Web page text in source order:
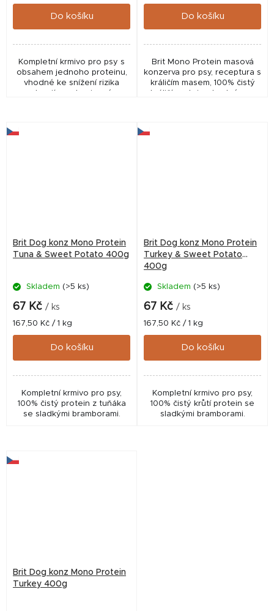
cena:
Do košíku
Kompletní krmivo pro psy s
obsahem jednoho proteinu,
vhodné ke snížení rizika
cena:
Do košíku
Brit Mono Protein masová
konzerva pro psy, receptura s
králičím masem, 100% čistý
Brit Dog konz Mono Protein
Tuna & Sweet Potato 400g
Skladem (>5 ks)
67 Kč / ks
Měrná
cena:
167,50 Kč / 1 kg
Do košíku
Kompletní krmivo pro psy,
100% čistý protein z tuňáka
se sladkými bramborami.
Brit Dog konz Mono Protein
Turkey & Sweet Potato
400g
Skladem (>5 ks)
67 Kč / ks
Měrná
cena:
167,50 Kč / 1 kg
Do košíku
Kompletní krmivo pro psy,
100% čistý krůtí protein se
sladkými bramborami.
Brit Dog konz Mono Protein
Turkey 400g